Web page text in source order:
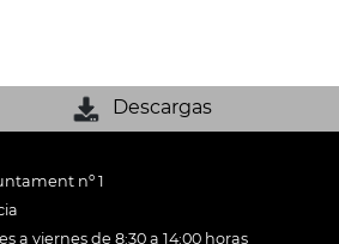
Descargas
nº 1
a viernes de 8:30 a 14:00 horas